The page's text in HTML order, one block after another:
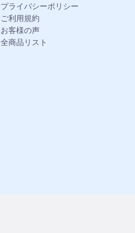
プライバシーポリシー
ご利用規約
お客様の声
全商品リスト